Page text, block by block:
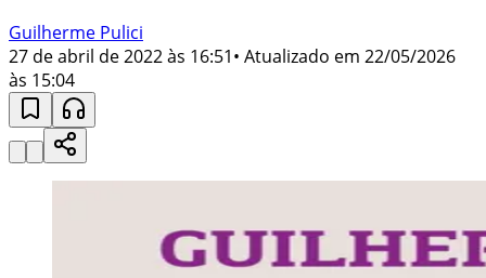
Guilherme Pulici
27 de abril de 2022 às 16:51• Atualizado em 22/05/2026
às 15:04